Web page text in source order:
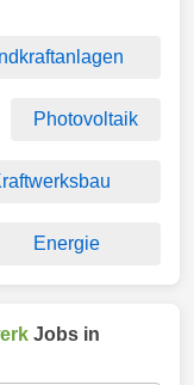
Photovoltaik
Energie
Jobs in